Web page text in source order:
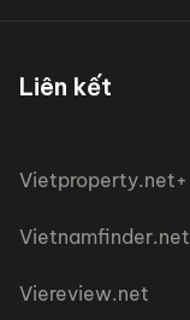
Liên kết
Vietproperty.net+
Vietnamfinder.net
Viereview.net